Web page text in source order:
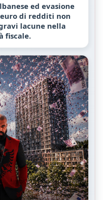
ed evasione
di redditi non
lacune nella
fiscale.